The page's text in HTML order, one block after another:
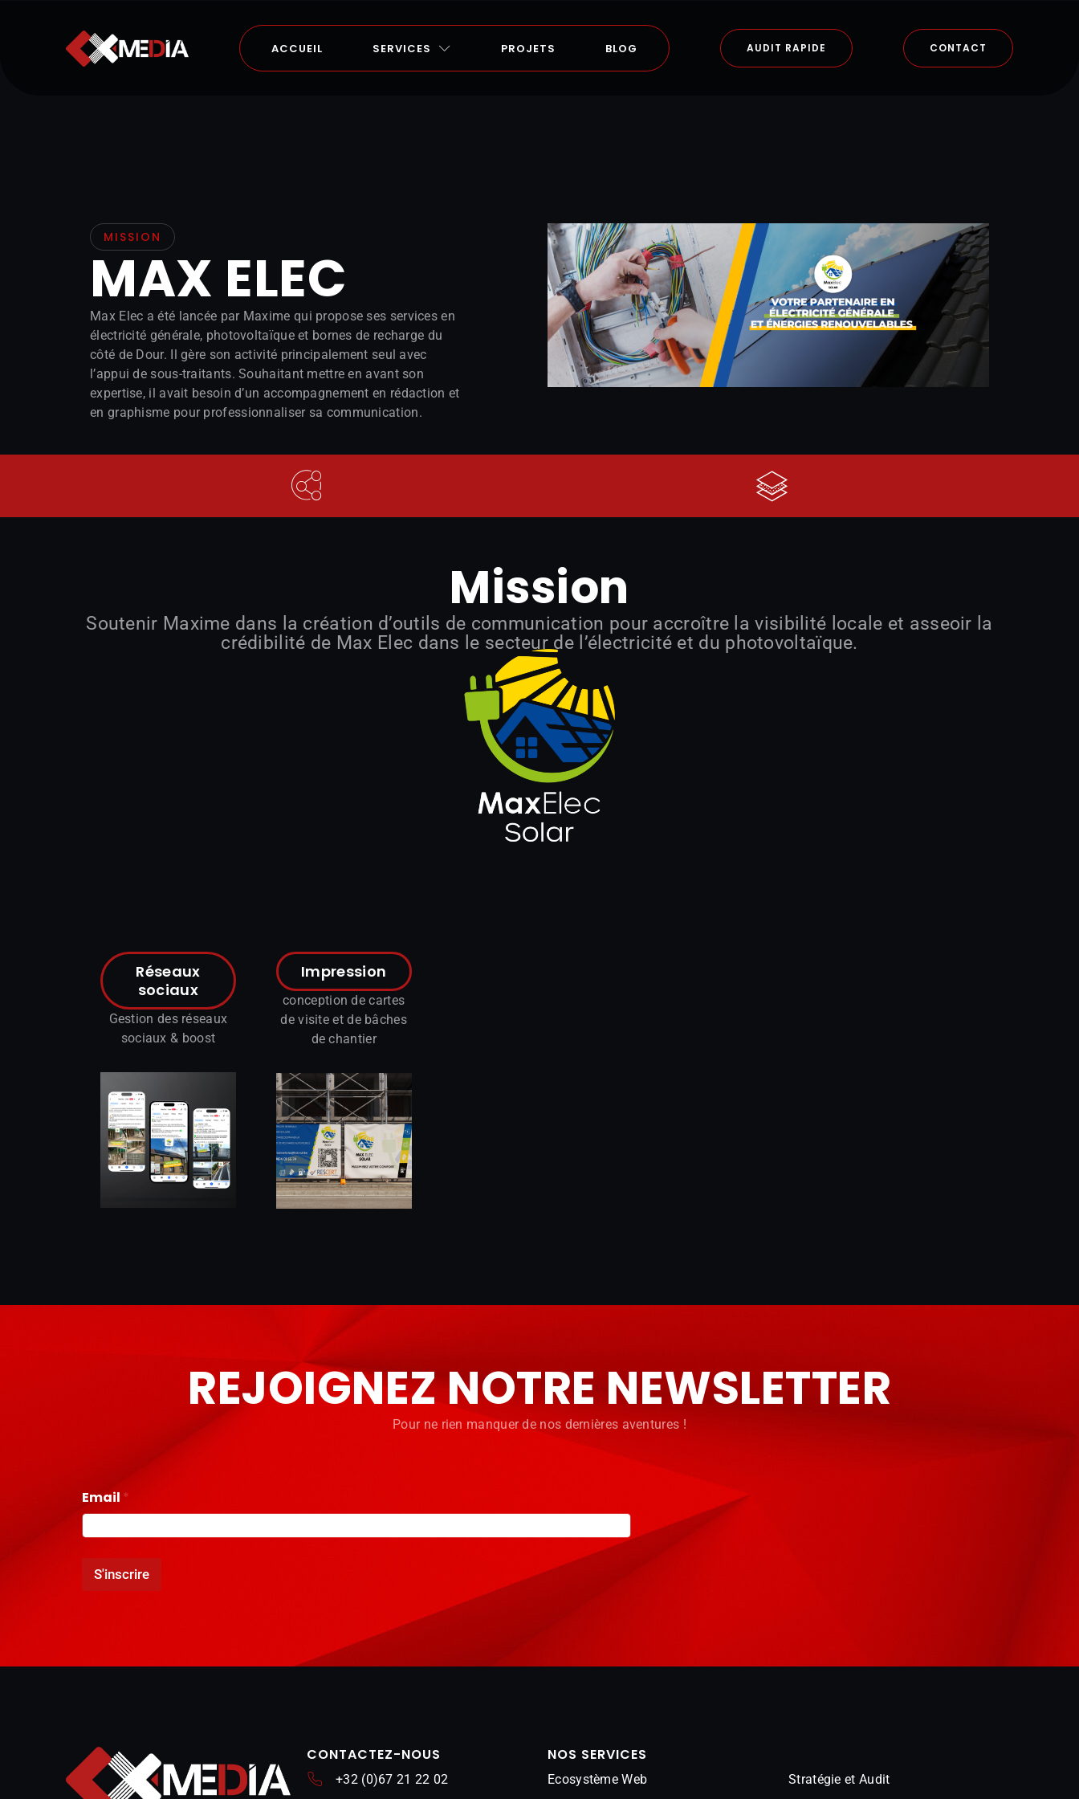
ACCUEIL SERVICES PROJETS BLOG AUDIT RAPIDE CONTACT
MISSION
MAX ELEC
Max Elec a été lancée par Maxime qui propose ses services en
électricité générale, photovoltaïque et bornes de recharge du
côté de Dour. Il gère son activité principalement seul avec
l’appui de sous-traitants. Souhaitant mettre en avant son
expertise, il avait besoin d’un accompagnement en rédaction et
en graphisme pour professionnaliser sa communication.
Mission
Soutenir Maxime dans la création d’outils de communication pour accroître la visibilité locale et asseoir la
crédibilité de Max Elec dans le secteur de l’électricité et du photovoltaïque.
Réseaux
sociaux
Gestion des réseaux
sociaux & boost
Impression
conception de cartes
de visite et de bâches
de chantier
REJOIGNEZ NOTRE NEWSLETTER
Pour ne rien manquer de nos dernières aventures !
Email *
S'inscrire
CONTACTEZ-NOUS
+32 (0)67 21 22 02
NOS SERVICES
Ecosystème Web Stratégie et Audit